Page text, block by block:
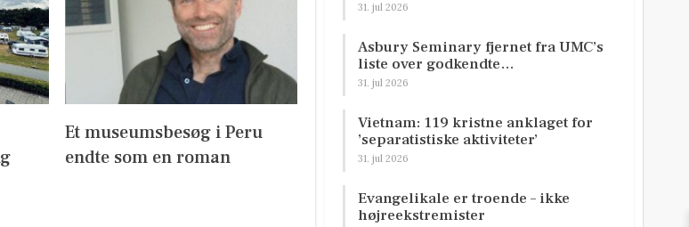
Et museumsbesøg i Peru
endte som en roman
31. jul 2026
Asbury Seminary fjernet fra UMC’s
liste over godkendte…
31. jul 2026
Vietnam: 119 kristne anklaget for
’separatistiske aktiviteter’
31. jul 2026
Evangelikale er troende – ikke
højreekstremister